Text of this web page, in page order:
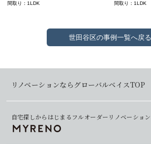
間取り：1LDK
間取り：1LDK
世田谷区の事例一覧へ戻る
リノベーションならグローバルベイスTOP
自宅探しからはじまるフルオーダーリノベーション